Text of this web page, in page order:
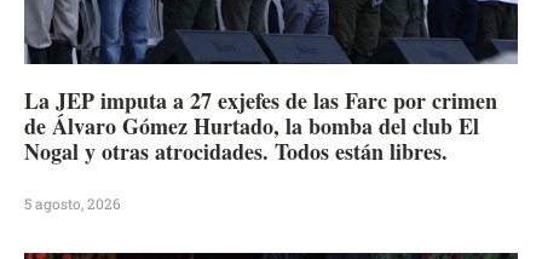
La JEP imputa a 27 exjefes de las Farc por crimen
de Álvaro Gómez Hurtado, la bomba del club El
Nogal y otras atrocidades. Todos están libres.
5 agosto, 2026